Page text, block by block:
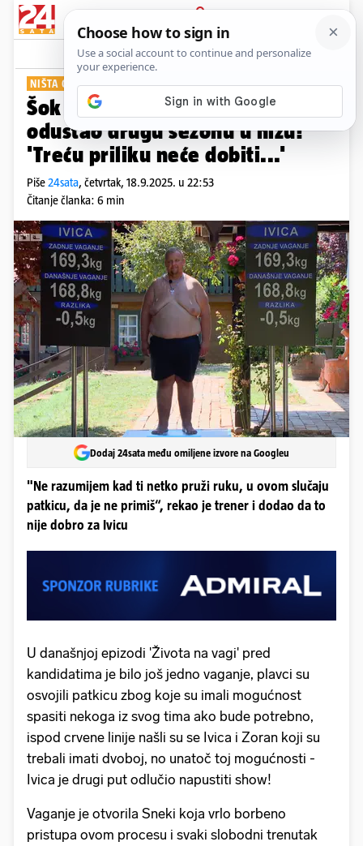
PRIJAVA
Show Komentari
NIŠTA OD DVOBOJA....
Šok u 'Životu na vagi', Ivica je
odustao drugu sezonu u nizu!
'Treću priliku neće dobiti...'
Piše24sata, četvrtak, 18.9.2025. u 22:53
Čitanje članka: 6 min
Dodaj 24sata među omiljene izvore na Googleu
"Ne razumijem kad ti netko pruži ruku, u ovom slučaju
patkicu, da je ne primiš“, rekao je trener i dodao da to
nije dobro za Ivicu
U današnjoj epizodi 'Života na vagi' pred
kandidatima je bilo još jedno vaganje, plavci su
osvojili patkicu zbog koje su imali mogućnost
spasiti nekoga iz svog tima ako bude potrebno,
ispod crvene linije našli su se Ivica i Zoran koji su
trebali imati dvoboj, no unatoč toj mogućnosti -
Ivica je drugi put odlučio napustiti show!
Vaganje je otvorila Sneki koja vrlo borbeno
pristupa ovom procesu i svaki slobodni trenutak